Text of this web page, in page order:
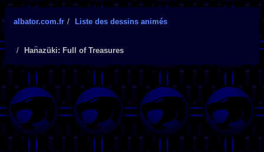
albator.com.fr Liste des dessins animés
Han̈azüki: Full of Treasures